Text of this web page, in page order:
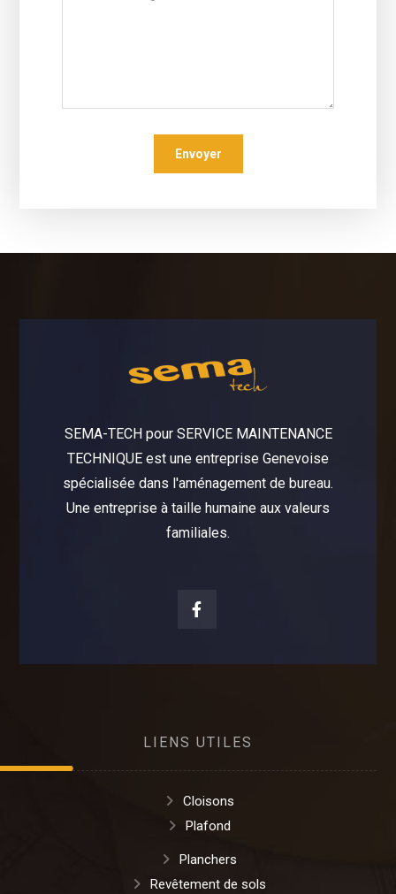
Envoyer
SEMA-TECH pour SERVICE MAINTENANCE
TECHNIQUE est une entreprise Genevoise
spécialisée dans l'aménagement de bureau.
Une entreprise à taille humaine aux valeurs
familiales.
LIENS UTILES
Cloisons
Plafond
Planchers
Revêtement de sols